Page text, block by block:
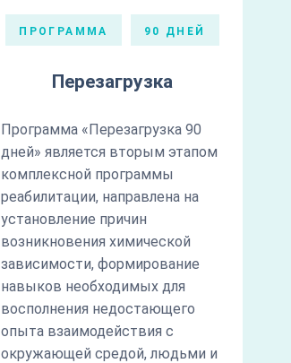
ПРОГРАММА 90 ДНЕЙ
Перезагрузка
Программа «Перезагрузка 90
дней» является вторым этапом
комплексной программы
реабилитации, направлена на
установление причин
возникновения химической
зависимости, формирование
навыков необходимых для
восполнения недостающего
опыта взаимодействия с
окружающей средой, людьми и